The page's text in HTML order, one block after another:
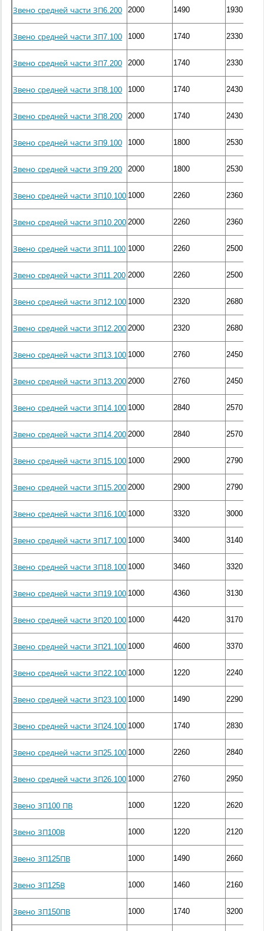
Звено средней части ЗП6.200 2000 1490 1930
Звено средней части ЗП7.100 1000 1740 2330
Звено средней части ЗП7.200 2000 1740 2330
Звено средней части ЗП8.100 1000 1740 2430
Звено средней части ЗП8.200 2000 1740 2430
Звено средней части ЗП9.100 1000 1800 2530
Звено средней части ЗП9.200 2000 1800 2530
Звено средней части ЗП10.100 1000 2260 2360
Звено средней части ЗП10.200 2000 2260 2360
Звено средней части ЗП11.100 1000 2260 2500
Звено средней части ЗП11.200 2000 2260 2500
Звено средней части ЗП12.100 1000 2320 2680
Звено средней части ЗП12.200 2000 2320 2680
Звено средней части ЗП13.100 1000 2760 2450
Звено средней части ЗП13.200 2000 2760 2450
Звено средней части ЗП14.100 1000 2840 2570
Звено средней части ЗП14.200 2000 2840 2570
Звено средней части ЗП15.100 1000 2900 2790
Звено средней части ЗП15.200 2000 2900 2790
Звено средней части ЗП16.100 1000 3320 3000
Звено средней части ЗП17.100 1000 3400 3140
Звено средней части ЗП18.100 1000 3460 3320
Звено средней части ЗП19.100 1000 4360 3130
Звено средней части ЗП20.100 1000 4420 3170
Звено средней части ЗП21.100 1000 4600 3370
Звено средней части ЗП22.100 1000 1220 2240
Звено средней части ЗП23.100 1000 1490 2290
Звено средней части ЗП24.100 1000 1740 2830
Звено средней части ЗП25.100 1000 2260 2840
Звено средней части ЗП26.100 1000 2760 2950
Звено ЗП100 ПВ 1000 1220 2620
Звено ЗП100В 1000 1220 2120
Звено ЗП125ПВ 1000 1490 2660
Звено ЗП125В 1000 1460 2160
Звено ЗП150ПВ 1000 1740 3200